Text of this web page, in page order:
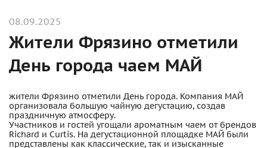
08.09.2025
Жители Фрязино отметили
День города чаем МАЙ
жители Фрязино отметили День города. Компания МАЙ
организовала большую чайную дегустацию, создав
праздничную атмосферу.
Участников и гостей угощали ароматным чаем от брендов
Richard и Curtis. На дегустационной площадке МАЙ были
представлены как классические, так и изысканные